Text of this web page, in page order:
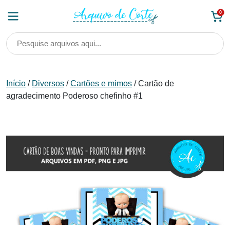
0
Início / Diversos /Cartões e mimos / Cartão de
agradecimento Poderoso chefinho #1